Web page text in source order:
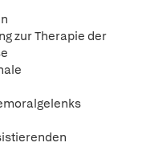
zur Therapie der